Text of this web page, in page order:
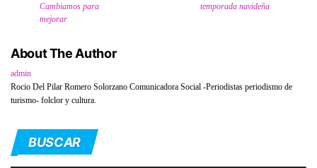
Cambiamos para
mejorar
temporada navideña
About The Author
admin
Rocio Del Pilar Romero Solorzano Comunicadora Social -Periodistas periodismo de
turismo- folclor y cultura.
BUSCAR